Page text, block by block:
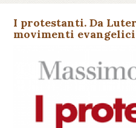
I protestanti. Da
movimenti